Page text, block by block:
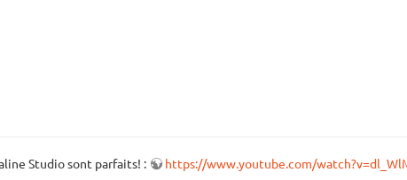
Studio sont parfaits! : https://www.youtube.com/